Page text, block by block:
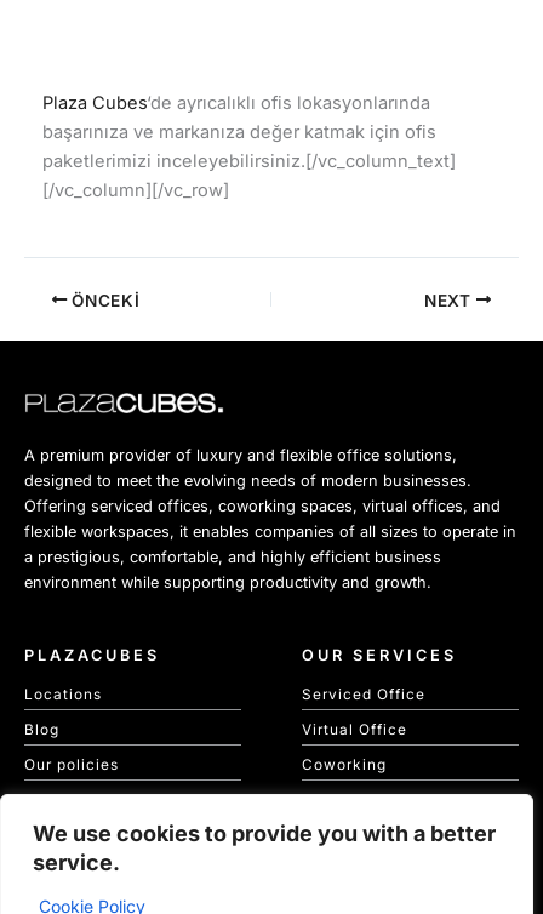
We use cookies to provide you with a better
service.
Cookie Policy
Plaza Cubes‘de ayrıcalıklı ofis lokasyonlarında
başarınıza ve markanıza değer katmak için ofis
paketlerimizi inceleyebilirsiniz.[/vc_column_text]
[/vc_column][/vc_row]
ÖNCEKI NEXT
A premium provider of luxury and flexible office solutions,
designed to meet the evolving needs of modern businesses.
Offering serviced offices, coworking spaces, virtual offices, and
flexible workspaces, it enables companies of all sizes to operate in
a prestigious, comfortable, and highly efficient business
environment while supporting productivity and growth.
PLAZACUBES
Locations
Blog
Our policies
KVKK
OUR SERVICES
Serviced Office
Virtual Office
Coworking